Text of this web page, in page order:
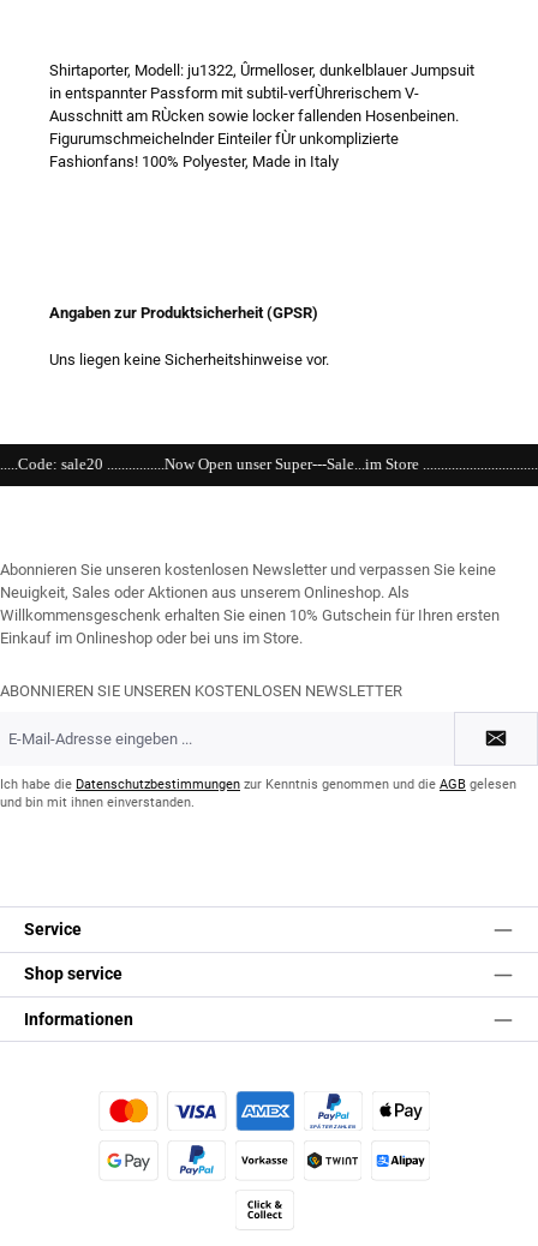
Shirtaporter, Modell: ju1322, Ûrmelloser, dunkelblauer Jumpsuit
in entspannter Passform mit subtil-verfÙhrerischem V-
Ausschnitt am RÙcken sowie locker fallenden Hosenbeinen.
Figurumschmeichelnder Einteiler fÙr unkomplizierte
Fashionfans! 100% Polyester, Made in Italy
Angaben zur Produktsicherheit (GPSR)
Uns liegen keine Sicherheitshinweise vor.
Open unser Super---Sale...im Store
Abonnieren Sie unseren kostenlosen Newsletter und verpassen Sie keine
Neuigkeit, Sales oder Aktionen aus unserem Onlineshop. Als
Willkommensgeschenk erhalten Sie einen 10% Gutschein für Ihren ersten
Einkauf im Onlineshop oder bei uns im Store.
ABONNIEREN SIE UNSEREN KOSTENLOSEN NEWSLETTER
Mail-
*Ich habe die Datenschutzbestimmungen zur Kenntnis genommen und die AGB gelesen
und bin mit ihnen einverstanden.
Service
Shop service
Informationen
Kredit- oder Debitkarte Später BezahlenApple Pay
Vorkasse